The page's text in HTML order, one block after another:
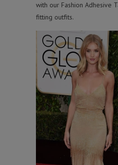
with our Fashion Adhesive
fitting outfits.